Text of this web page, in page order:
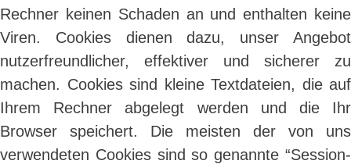
Rechner keinen Schaden an und enthalten keine
Viren. Cookies dienen dazu, unser Angebot
nutzerfreundlicher, effektiver und sicherer zu
machen. Cookies sind kleine Textdateien, die auf
Ihrem Rechner abgelegt werden und die Ihr
Browser speichert. Die meisten der von uns
verwendeten Cookies sind so genannte “Session-